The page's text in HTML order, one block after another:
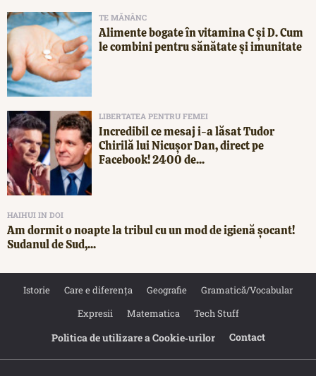
TE MĂNÂNC
Alimente bogate în vitamina C și D. Cum
le combini pentru sănătate și imunitate
LIBERTATEA PENTRU FEMEI
Incredibil ce mesaj i-a lăsat Tudor
Chirilă lui Nicușor Dan, direct pe
Facebook! 2400 de...
HAIHUI IN DOI
Am dormit o noapte la tribul cu un mod de igienă șocant!
Sudanul de Sud,...
Istorie Care e diferența Geografie
Gramatică/Vocabular
Expresii
Matematica Tech Stuff
Politica de utilizare a Cookie‐urilor Contact